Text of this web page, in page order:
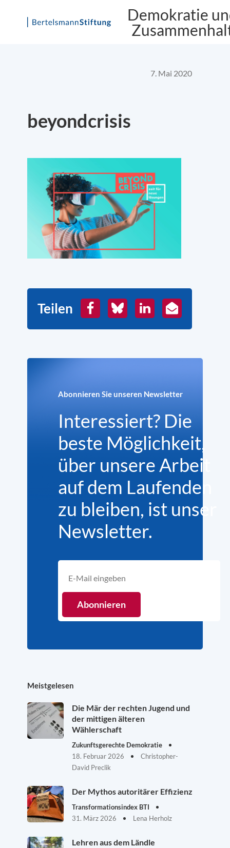
Demokratie
7. Mai 2020
beyondcrisis
Teilen FacebookBlueskyLinkedIn
E-
Mail
Abonnieren Sie unseren Newsletter
Interessiert? Die
beste Möglichkeit,
über unsere Arbeit
auf dem Laufenden
zu bleiben, ist unser
Newsletter.
Meistgelesen
Die Mär der rechten Jugend und
der mittigen älteren
Wählerschaft
Zukunftsgerechte Demokratie
18. Februar 2026
Christopher-
David Preclik
Der Mythos autoritärer Effizienz
Transformationsindex BTI
31. März 2026
Lena Herholz
Lehren aus dem Ländle